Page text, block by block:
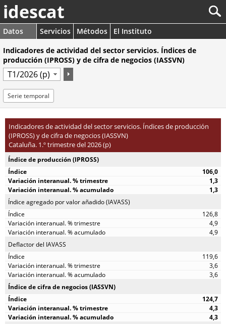
idescat
Datos Servicios Métodos
El Instituto
Indicadores de actividad del sector servicios. Índices de
producción (IPROSS) y de cifra de negocios (IASSVN)
Serie temporal
Indicadores de actividad del sector servicios. Índices de producción
(IPROSS) y de cifra de negocios (IASSVN)
Cataluña. 1.º trimestre del 2026 (p)
Índice de producción (IPROSS)
106,0
1,3
1,3
Índice agregado por valor añadido (IAVASS)
126,8
4,9
4,9
Deflactor del IAVASS
119,6
3,6
3,6
Índice de cifra de negocios (IASSVN)
124,7
4,3
4,3